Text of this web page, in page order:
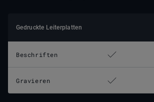
Gedruckte Leiterplatten
Beschriften
Gravieren